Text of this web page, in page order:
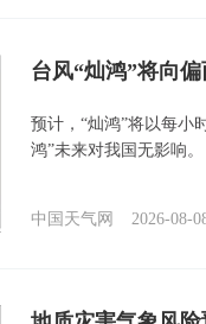
台风“灿鸿”将向
预计，“灿鸿”将以每小
鸿”未来对我国无影响。
中国天气网 2026-08-